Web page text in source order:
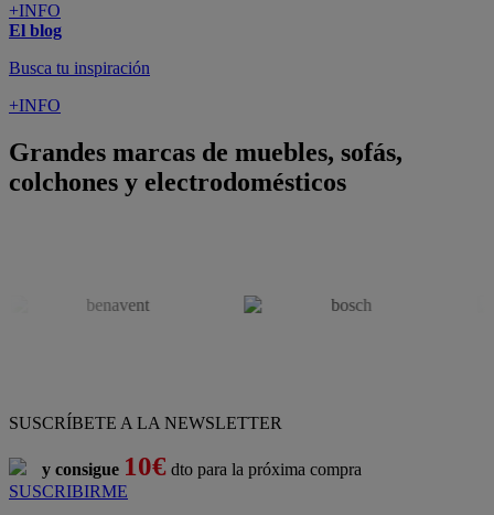
+INFO
El blog
Busca tu inspiración
+INFO
Grandes marcas de muebles, sofás,
colchones y electrodomésticos
SUSCRÍBETE A LA NEWSLETTER
y consigue 10€ dto para la próxima compra
SUSCRIBIRME